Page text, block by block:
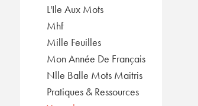
L'Ile Aux Mots
Mhf
Mille Feuilles
Mon Année De Français
Nlle Balle Mots Maitris
Pratiques & Ressources